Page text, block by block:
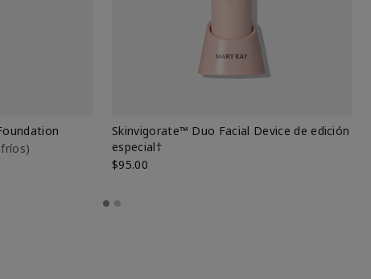
Skinvigorate™ Duo Facial Device de edición
especial†
$95.00